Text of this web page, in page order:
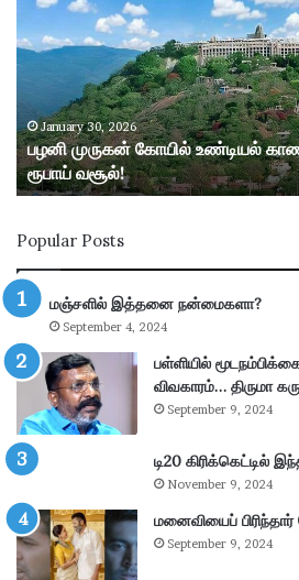
மு
ன்
கோ
யி
ல்
உ
டி
ய
ல்
கா
க்
கை
4
.
3
கோ
டி
ரூ
January 30, 2026
பழனி முருகன் கோயில் உண்டியல்
ரூபாய் வசூல்!
Popular Posts
மஞ்சளில் இத்தனை நன்மைகளா?
September 4, 2024
பள்ளியில்
விவகாரம்… திருமா
September 9, 2024
டி20 கிரிக்கெட்டில்
November 9, 2024
மனைவியைப்
September 9, 2024